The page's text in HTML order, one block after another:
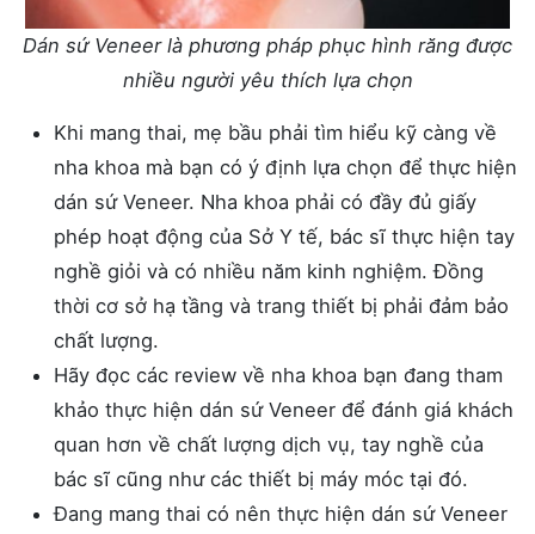
Dán sứ Veneer là phương pháp phục hình răng được
nhiều người yêu thích lựa chọn
Khi mang thai, mẹ bầu phải tìm hiểu kỹ càng về
nha khoa mà bạn có ý định lựa chọn để thực hiện
dán sứ Veneer. Nha khoa phải có đầy đủ giấy
phép hoạt động của Sở Y tế, bác sĩ thực hiện tay
nghề giỏi và có nhiều năm kinh nghiệm. Đồng
thời cơ sở hạ tầng và trang thiết bị phải đảm bảo
chất lượng.
Hãy đọc các review về nha khoa bạn đang tham
khảo thực hiện dán sứ Veneer để đánh giá khách
quan hơn về chất lượng dịch vụ, tay nghề của
bác sĩ cũng như các thiết bị máy móc tại đó.
Đang mang thai có nên thực hiện dán sứ Veneer